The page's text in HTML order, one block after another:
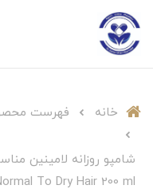
خانه فهرست
To Dry Hair 200 ml